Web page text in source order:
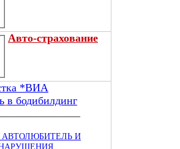
Авто-страхование
*ВИА
в бодибилдинг
АВТОЛЮБИТЕЛЬ И